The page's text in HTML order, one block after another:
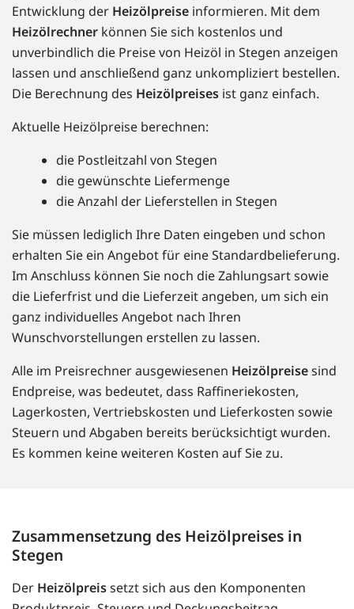
Entwicklung der Heizölpreise informieren. Mit dem
Heizölrechner können Sie sich kostenlos und
unverbindlich die Preise von Heizöl in Stegen anzeigen
lassen und anschließend ganz unkompliziert bestellen.
Die Berechnung des Heizölpreises ist ganz einfach.
Aktuelle Heizölpreise berechnen:
die Postleitzahl von Stegen
die gewünschte Liefermenge
die Anzahl der Lieferstellen in Stegen
Sie müssen lediglich Ihre Daten eingeben und schon
erhalten Sie ein Angebot für eine Standardbelieferung.
Im Anschluss können Sie noch die Zahlungsart sowie
die Lieferfrist und die Lieferzeit angeben, um sich ein
ganz individuelles Angebot nach Ihren
Wunschvorstellungen erstellen zu lassen.
Alle im Preisrechner ausgewiesenen Heizölpreisesind
Endpreise, was bedeutet, dass Raffineriekosten,
Lagerkosten, Vertriebskosten und Lieferkosten sowie
Steuern und Abgaben bereits berücksichtigt wurden.
Es kommen keine weiteren Kosten auf Sie zu.
Zusammensetzung des Heizölpreises in
Stegen
Der Heizölpreissetzt sich aus den Komponenten